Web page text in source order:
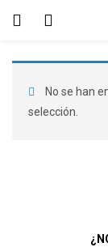
Introduzca su
No se han
selección.